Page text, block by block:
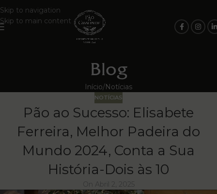
Skip to navigation
Skip to main content
Blog
Início Notícias
NOTÍCIAS
Pão ao Sucesso: Elisabete
Ferreira, Melhor Padeira do
Mundo 2024, Conta a Sua
História-Dois às 10
On Abril 2, 2025